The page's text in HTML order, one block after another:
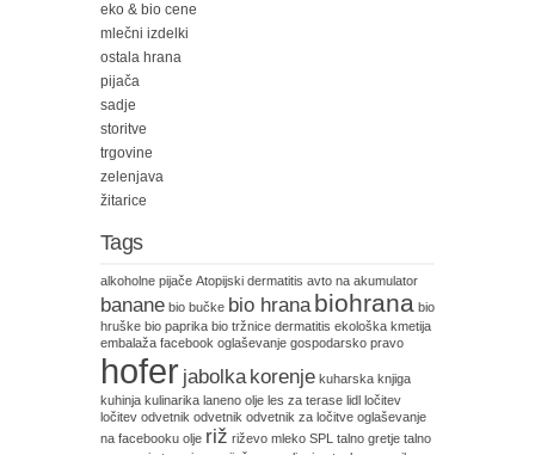
eko & bio cene
mlečni izdelki
ostala hrana
pijača
sadje
storitve
trgovine
zelenjava
žitarice
Tags
alkoholne pijače Atopijski dermatitis avto na akumulator
banane bio bučke bio hrana biohrana bio
hruške bio paprika bio tržnice dermatitis ekološka kmetija
embalaža facebook oglaševanje gospodarsko pravo
hofer jabolka korenje kuharska knjiga
kuhinja kulinarika laneno olje les za terase lidl ločitev
ločitev odvetnik odvetnik odvetnik za ločitve oglaševanje
na facebooku olje riž riževo mleko SPL talno gretje talno